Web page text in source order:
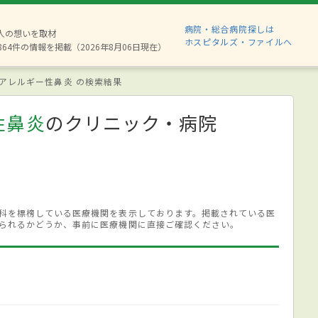
の想いを取材
件の情報を掲載（2026年8月06日現在）
病院・総合病院探しは
ホスピタルズ・ファイルへ
レルギー性鼻炎 の検索結果
炎のクリニック・病院
標榜している医療機関を表示しております。掲載されている医
るかどうか、事前に医療機関に直接ご確認ください。